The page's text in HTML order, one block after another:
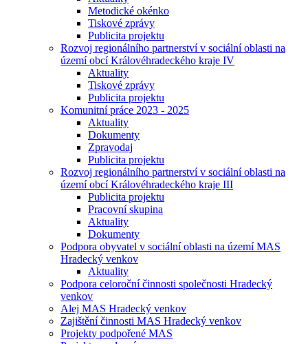
Metodické okénko
Tiskové zprávy
Publicita projektu
Rozvoj regionálního partnerství v sociální oblasti na
území obcí Královéhradeckého kraje IV
Aktuality
Tiskové zprávy
Publicita projektu
Komunitní práce 2023 - 2025
Aktuality
Dokumenty
Zpravodaj
Publicita projektu
Rozvoj regionálního partnerství v sociální oblasti na
území obcí Královéhradeckého kraje III
Publicita projektu
Pracovní skupina
Aktuality
Dokumenty
Podpora obyvatel v sociální oblasti na území MAS
Hradecký venkov
Aktuality
Podpora celoroční činnosti společnosti Hradecký
venkov
Alej MAS Hradecký venkov
Zajištění činnosti MAS Hradecký venkov
Projekty podpořené MAS